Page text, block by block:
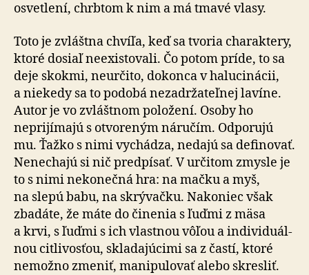
osvetlení, chrbtom k nim a má tmavé vlasy.
Toto je zvláštna chvíľa, keď sa tvoria charaktery,
ktoré dosiaľ neexistovali. Čo potom príde, to sa
deje skokmi, neurčito, dokonca v ha­lu­ci­ná­cii,
a nie­kedy sa to podobá nezadrža­teľ­nej lavíne.
Autor je vo zvláštnom položení. Osoby ho
neprijímajú s otvo­re­ným náručím. Odporujú
mu. Ťažko s nimi vychádza, nedajú sa definovať.
Nenechajú si nič predpísať. V určitom zmysle je
to s nimi ne­ko­neč­ná hra: na mačku a myš,
na slepú babu, na skrý­vačku. Nakoniec však
zbadáte, že máte do činenia s ľuďmi z mäsa
a krvi, s ľuďmi s ich vlastnou vôľou a in­di­vi­du­ál­
nou citli­vos­ťou, skla­da­jú­cimi sa z častí, ktoré
nemožno zmeniť, mani­pu­lo­vať alebo skresliť.